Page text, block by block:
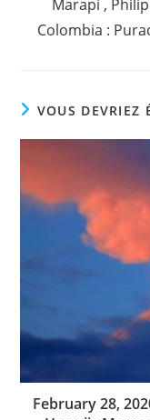
Marapi ,
Colombia :
VOUS DEVRIEZ
February 28,